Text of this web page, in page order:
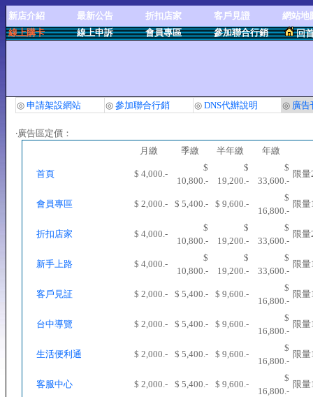
新店介紹 最新公告 折扣店家 客戶見證
網站地
線上購卡
線上申訴 會員專區 參加聯合行銷 回
◎ 申請架設網站 ◎ 參加聯合行銷 ◎ DNS代辦說明 ◎ 廣告
‧廣告區定價：
月繳
季繳 半年繳 年繳
首頁 $ 4,000.-
$
10,800.-
$
19,200.-
$
33,600.-
限量
會員專區 $ 2,000.- $ 5,400.- $ 9,600.-
$
16,800.-
限量
折扣店家 $ 4,000.-
$
10,800.-
$
19,200.-
$
33,600.-
限量
新手上路 $ 4,000.-
$
10,800.-
$
19,200.-
$
33,600.-
限量
客戶見証 $ 2,000.- $ 5,400.- $ 9,600.-
$
16,800.-
限量
台中導覽 $ 2,000.- $ 5,400.- $ 9,600.-
$
16,800.-
限量
生活便利通 $ 2,000.- $ 5,400.- $ 9,600.-
$
16,800.-
限量
客服中心 $ 2,000.- $ 5,400.- $ 9,600.-
$
16,800.-
限量